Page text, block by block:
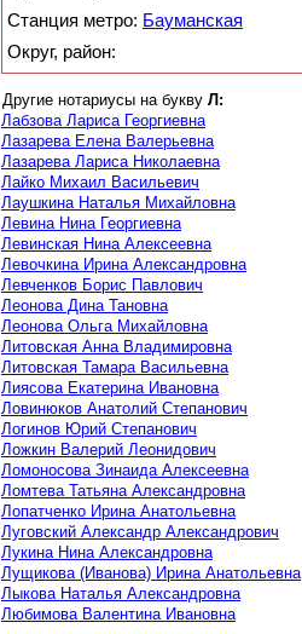
Станция метро: Бауманская
Округ, район:
Другие нотариусы на букву Л:
Лабзова Лариса Георгиевна
Лазарева Елена Валерьевна
Лазарева Лариса Николаевна
Лайко Михаил Васильевич
Лаушкина Наталья Михайловна
Левина Нина Георгиевна
Левинская Нина Алексеевна
Левочкина Ирина Александровна
Левченков Борис Павлович
Леонова Дина Тановна
Леонова Ольга Михайловна
Литовская Анна Владимировна
Литовская Тамара Васильевна
Лиясова Екатерина Ивановна
Ловинюков Анатолий Степанович
Логинов Юрий Степанович
Ложкин Валерий Леонидович
Ломоносова Зинаида Алексеевна
Ломтева Татьяна Александровна
Лопатченко Ирина Анатольевна
Луговский Александр Александрович
Лукина Нина Александровна
Лущикова (Иванова) Ирина Анатольевна
Лыкова Наталья Александровна
Любимова Валентина Ивановна